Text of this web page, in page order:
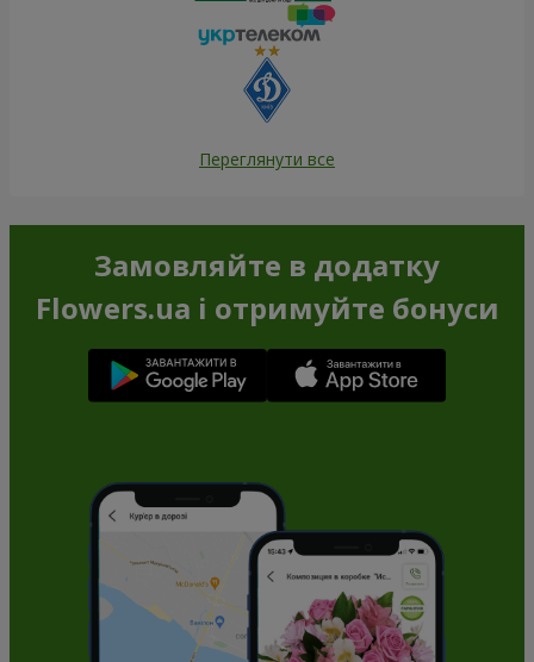
Переглянути все
Замовляйте в додатку
Flowers.ua і отримуйте бонуси